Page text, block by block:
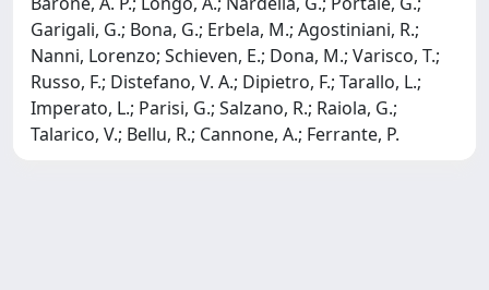
Garigali, G.; Bona, G.; Erbela, M.; Agostiniani, R.;
Nanni, Lorenzo; Schieven, E.; Dona, M.; Varisco, T.;
Russo, F.; Distefano, V. A.; Dipietro, F.; Tarallo, L.;
Imperato, L.; Parisi, G.; Salzano, R.; Raiola, G.;
Talarico, V.; Bellu, R.; Cannone, A.; Ferrante, P.